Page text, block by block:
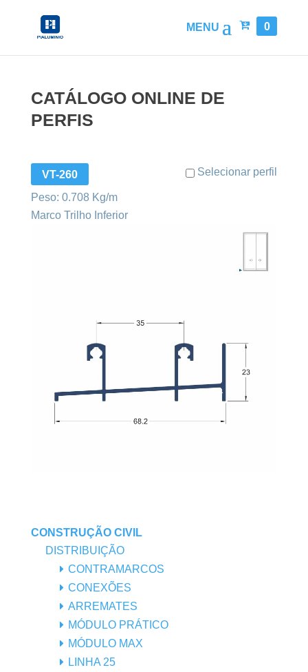
0
CATÁLOGO ONLINE DE
PERFIS
VT-260 Selecionar perfil
Peso: 0.708 Kg/m
Marco Trilho Inferior
CONSTRUÇÃO CIVIL
DISTRIBUIÇÃO
CONTRAMARCOS
CONEXÕES
ARREMATES
MÓDULO PRÁTICO
MÓDULO MAX
LINHA 25